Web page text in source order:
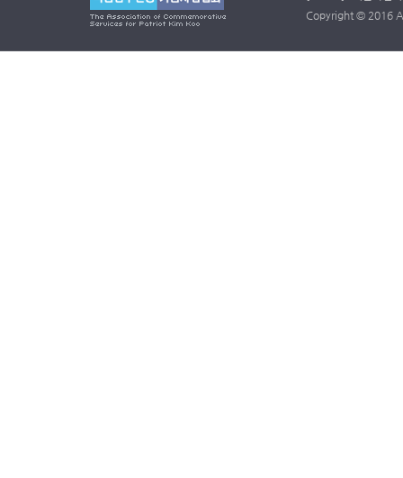
Copyright © 2016